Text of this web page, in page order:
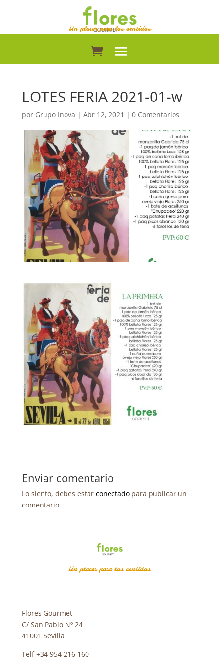
Un placer para los sentidos
LOTES FERIA 2021-01-w
por Grupo Inova | Abr 12, 2021 | 0 Comentarios
Enviar comentario
Lo siento, debes estar conectadopara publicar un
comentario.
Un placer para los sentidos
Flores Gourmet
C/ San Pablo Nº 24
41001 Sevilla
Telf +34 954 216 160